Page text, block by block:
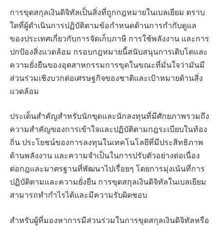
การขุดสกุลเงินดิจิทัลเป็นสิ่งที่ถูกกฎหมายในเบลเยียม ตราบ
ใดที่ผู้ดำเนินการปฏิบัติตามข้อกำหนดด้านการกำกับดูแล
ของประเทศเกี่ยวกับการจัดเก็บภาษี การใช้พลังงาน และการ
ปกป้องสิ่งแวดล้อม กรอบกฎหมายนี้สนับสนุนการเติบโตและ
ความยั่งยืนของอุตสาหกรรมการขุดในขณะที่มั่นใจว่ามันมี
ส่วนร่วมเชิงบวกต่อเศรษฐกิจของชาติและเป้าหมายด้านสิ่ง
แวดล้อม
ประเด็นสำคัญสำหรับนักขุดและนักลงทุนที่มีศักยภาพรวมถึง
ความสำคัญของการเข้าใจและปฏิบัติตามกฎระเบียบในท้อง
ถิ่น ประโยชน์ของการลงทุนในเทคโนโลยีที่มีประสิทธิภาพ
ด้านพลังงาน และความจำเป็นในการปรับตัวอย่างต่อเนื่อง
ต่อกฎและมาตรฐานที่พัฒนาไปเรื่อยๆ โดยการมุ่งเน้นที่การ
ปฏิบัติตามและความยั่งยืน การขุดสกุลเงินดิจิทัลในเบลเยียม
สามารถทำกำไรได้และมีความรับผิดชอบ
สำหรับผู้ที่มองหาการมีส่วนร่วมในการขุดสกุลเงินดิจิทัลหรือ